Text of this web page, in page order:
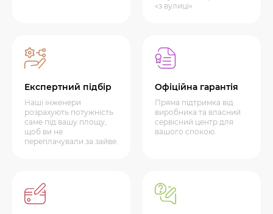
«з вулиці»
Експертний підбір
Наші інженери
розрахують потужність
саме під вашу площу,
щоб ви не
переплачували за зайве.
Офіційна гарантія
Пряма підтримка від
виробника та власний
сервісний центр для
вашого спокою.